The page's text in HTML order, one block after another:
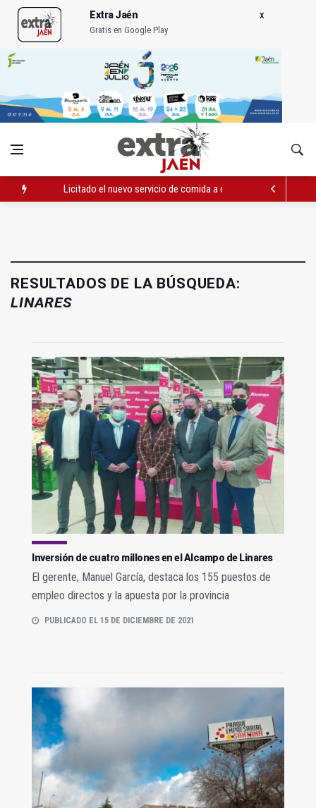
Extra Jaén
Gratis en Google Play
Licitado el nuevo servicio de comida a domicilio por 698.000
RESULTADOS DE LA BÚSQUEDA:
LINARES
Inversión de cuatro millones en el Alcampo de Linares
El gerente, Manuel García, destaca los 155 puestos de
empleo directos y la apuesta por la provincia
PUBLICADO EL 15 DE DICIEMBRE DE 2021